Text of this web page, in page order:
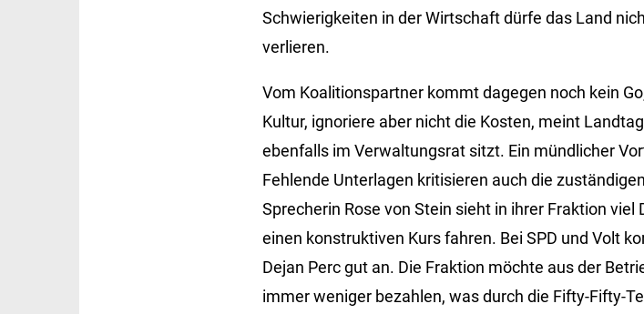
Schwierigkeiten in der Wirtschaft dürfe das Land
verlieren.
Vom Koalitionspartner kommt dagegen noch kein
Kultur, ignoriere aber nicht die Kosten, meint
ebenfalls im Verwaltungsrat sitzt. Ein mündlicher
Fehlende Unterlagen kritisieren auch die
Sprecherin Rose von Stein sieht in ihrer Fraktion
einen konstruktiven Kurs fahren. Bei SPD und Volt
Dejan Perc gut an. Die Fraktion möchte aus der
immer weniger bezahlen, was durch die Fifty-Fifty-